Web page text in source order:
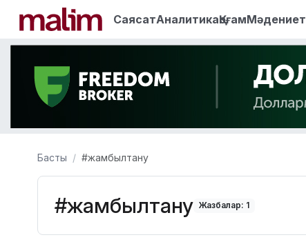
СаясатАналитикаҚоғамМәдениет
Басты #жамбылтану
#жамбылтану Жазбалар: 1